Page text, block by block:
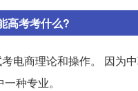
高考考什么?
电商理论和操作。 因为
种专业。